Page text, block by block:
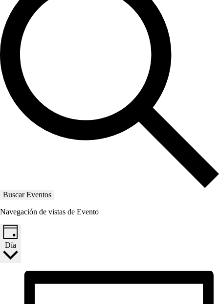
Buscar Eventos
Navegación de vistas de Evento
Día